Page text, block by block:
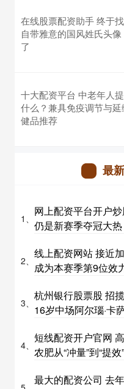
在线股票配资助手 终于
自带雅意的国风姓氏头
了
十大配资平台 中老年人
什么？兼具免疫调节与
健品推荐
最
1、
网上配资平台开户
仍是新赛季夺冠大
2、
线上配资网站 接近
成为本赛季第9位效
3、
杭州银行股票股 招
16岁中场阿尔瑙·卡
4、
短线配资开户官网
农肥从“冲量”到“提效”
最大的配资公司 去